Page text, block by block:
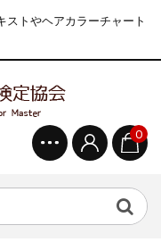
ストやヘアカラーチャート
0